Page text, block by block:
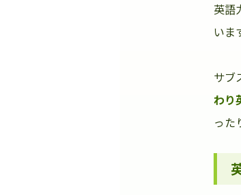
英語
いま
サブ
わり
った